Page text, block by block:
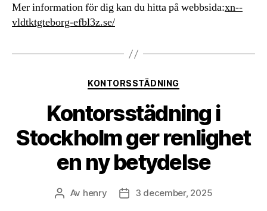
Mer information för dig kan du hitta på webbsida:xn--
vldtktgteborg-efbl3z.se/
Kategorier
KONTORSSTÄDNING
Kontorsstädning i
Stockholm ger renlighet
en ny betydelse
Inläggsförfattare
Av henry Inläggsdatum
3 december, 2025